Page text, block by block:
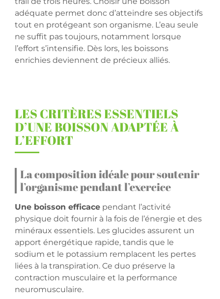
adéquate permet donc d’atteindre ses objectifs
tout en protégeant son organisme. L’eau seule
ne suffit pas toujours, notamment lorsque
l’effort s’intensifie. Dès lors, les boissons
enrichies deviennent de précieux alliés.
LES CRITÈRES ESSENTIELS
D’UNE BOISSON ADAPTÉE À
L’EFFORT
La composition idéale pour soutenir
l’organisme pendant l’exercice
Une boisson efficace pendant l’activité
physique doit fournir à la fois de l’énergie et des
minéraux essentiels. Les glucides assurent un
apport énergétique rapide, tandis que le
sodium et le potassium remplacent les pertes
liées à la transpiration. Ce duo préserve la
contraction musculaire et la performance
neuromusculaire.